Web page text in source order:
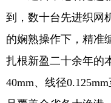
到，数十台先进织网
的娴熟操作下，精准
扎根新盈二十余年的
40mm、线径